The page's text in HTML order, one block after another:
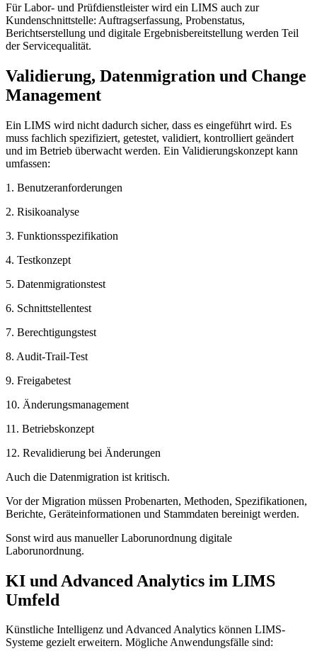
Für Labor- und Prüfdienstleister wird ein LIMS auch zur
Kundenschnittstelle: Auftragserfassung, Probenstatus,
Berichtserstellung und digitale Ergebnisbereitstellung werden Teil
der Servicequalität.
Validierung, Datenmigration und Change
Management
Ein LIMS wird nicht dadurch sicher, dass es eingeführt wird. Es
muss fachlich spezifiziert, getestet, validiert, kontrolliert geändert
und im Betrieb überwacht werden. Ein Validierungskonzept kann
umfassen:
1. Benutzeranforderungen
2. Risikoanalyse
3. Funktionsspezifikation
4. Testkonzept
5. Datenmigrationstest
6. Schnittstellentest
7. Berechtigungstest
8. Audit-Trail-Test
9. Freigabetest
10. Änderungsmanagement
11. Betriebskonzept
12. Revalidierung bei Änderungen
Auch die Datenmigration ist kritisch.
Vor der Migration müssen Probenarten, Methoden, Spezifikationen,
Berichte, Geräteinformationen und Stammdaten bereinigt werden.
Sonst wird aus manueller Laborunordnung digitale
Laborunordnung.
KI und Advanced Analytics im LIMS
Umfeld
Künstliche Intelligenz und Advanced Analytics können LIMS-
Systeme gezielt erweitern. Mögliche Anwendungsfälle sind: